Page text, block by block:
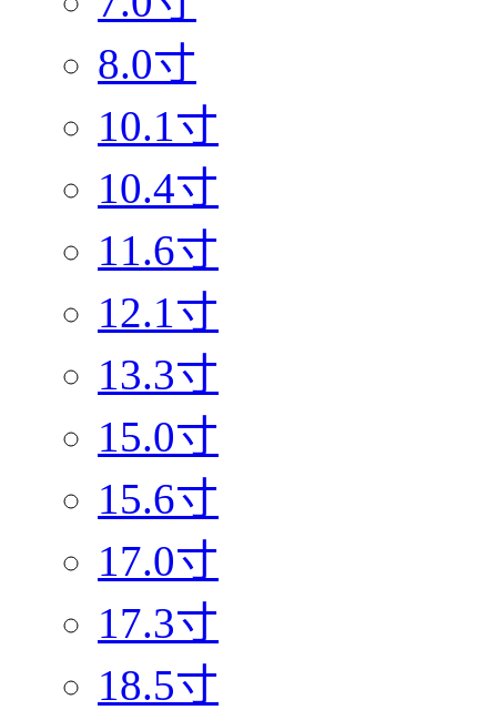
8.0寸
10.1寸
10.4寸
11.6寸
12.1寸
13.3寸
15.0寸
15.6寸
17.0寸
17.3寸
18.5寸